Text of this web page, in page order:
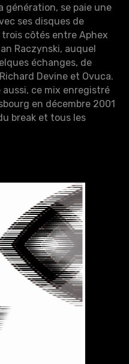
génération, se paie une
ses disques de
trois côtés entre Aphex
Raczynski, auquel
échanges, de
Devine et Ovuca.
aussi, ce mix enregistré
en décembre 2001
break et tous les